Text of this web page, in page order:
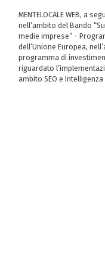
MENTELOCALE WEB, a
nell’ambito del Bando
medie imprese” -
dell’Unione Europea,
programma di
riguardato
ambito SEO e